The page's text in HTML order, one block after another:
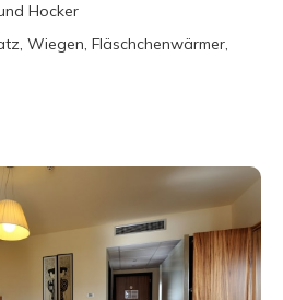
Hocker
Wiegen, Fläschchenwärmer,